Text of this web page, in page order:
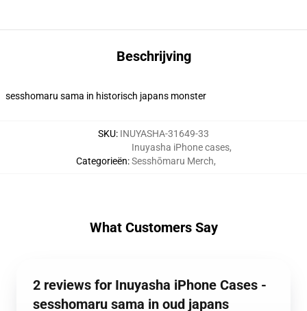
Beschrijving
sesshomaru sama in historisch japans monster
SKU: INUYASHA-31649-33
Categorieën:
Inuyasha iPhone cases,
Sesshōmaru Merch,
What Customers Say
2 reviews for Inuyasha iPhone Cases -
sesshomaru sama in oud japans